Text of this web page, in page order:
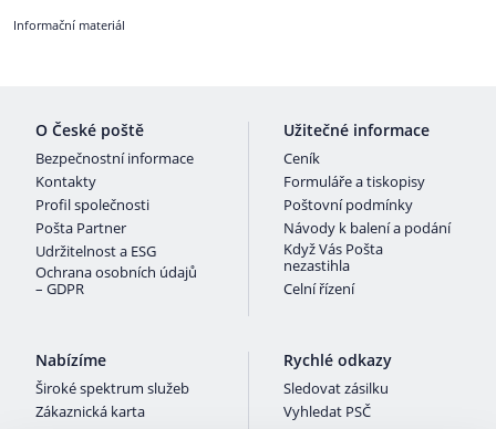
Informační materiál
O České poště
Bezpečnostní informace
Kontakty
Profil společnosti
Pošta Partner
Udržitelnost a ESG
Ochrana osobních údajů
– GDPR
Užitečné informace
Ceník
Formuláře a tiskopisy
Poštovní podmínky
Návody k balení a podání
Když Vás Pošta
nezastihla
Celní řízení
Nabízíme
Široké spektrum služeb
Zákaznická karta
Rychlé odkazy
Sledovat zásilku
Vyhledat PSČ